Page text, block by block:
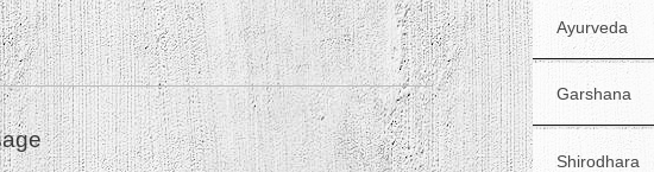
Ayurveda
Garshana
Shirodhara